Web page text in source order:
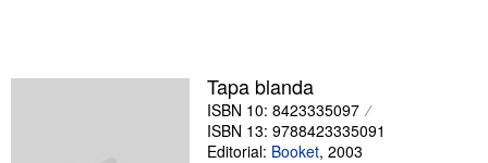
Tapa blanda
ISBN 10: 8423335097
ISBN 13: 9788423335091
Editorial: Booket, 2003